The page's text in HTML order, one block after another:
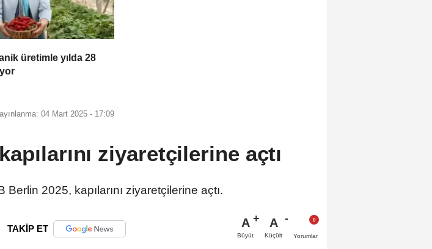
üretimle yılda 28
04 Mart 2025 - 17:09
ziyaretçilerine açtı
2025, kapılarını ziyaretçilerine açtı.
TAKİP ET A
Büyüt
A
Küçült Yorumlar